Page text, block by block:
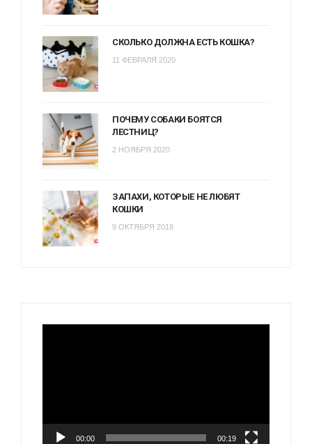
СКОЛЬКО ДОЛЖНА ЕСТЬ КОШКА?
11 ФЕВРАЛЯ 2020
ПОЧЕМУ СОБАКИ БОЯТСЯ
ЛЕСТНИЦ?
2 НОЯБРЯ 2020
ЗАПАХИ, КОТОРЫЕ НЕ ЛЮБЯТ
КОШКИ
9 ОКТЯБРЯ 2018
00:00 00:19